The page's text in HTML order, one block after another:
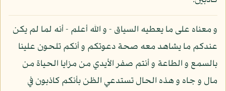
و معناه على ما يعطيه السياق - و الله أعلم - أنه لما لم يكن
عندكم ما يشاهد معه صحة دعوتكم و أنكم تلحون علينا
بالسمع و الطاعة و أنتم صفر الأيدي من مزايا الحياة من
مال و جاه و هذه الحال تستدعي الظن بأنكم كاذبون في